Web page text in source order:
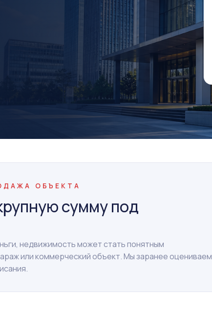
ОБЪЕКТА
сумму под
недвижимость может стать понятным
или коммерческий объект. Мы заранее оцениваем